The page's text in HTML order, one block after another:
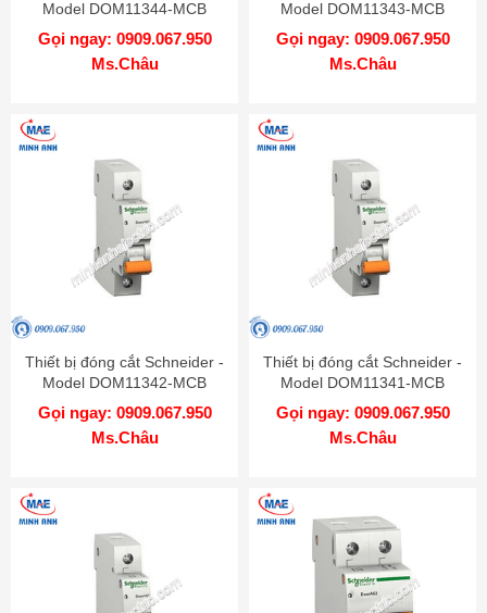
Model DOM11344-MCB
Gọi ngay: 0909.067.950
Ms.Châu
Model DOM11343-MCB
Gọi ngay: 0909.067.950
Ms.Châu
Thiết bị đóng cắt Schneider -
Model DOM11342-MCB
Gọi ngay: 0909.067.950
Ms.Châu
Thiết bị đóng cắt Schneider -
Model DOM11341-MCB
Gọi ngay: 0909.067.950
Ms.Châu